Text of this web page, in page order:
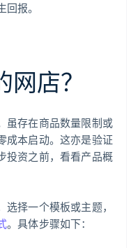
报。
店？
虽存在商品数量限制或
成本启动。这亦是验证
投资之前，看看产品概
择一个模板或主题，
。具体步骤如下：